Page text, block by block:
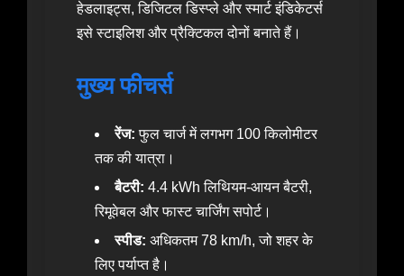
हेडलाइट्स, डिजिटल डिस्प्ले और स्मार्ट इंडिकेटर्स
इसे स्टाइलिश और प्रैक्टिकल दोनों बनाते हैं।
मुख्य फीचर्स
रेंज: फुल चार्ज में लगभग 100 किलोमीटर
तक की यात्रा।
बैटरी: 4.4 kWh लिथियम-आयन बैटरी,
रिमूवेबल और फास्ट चार्जिंग सपोर्ट।
स्पीड: अधिकतम 78 km/h, जो शहर के
लिए पर्याप्त है।